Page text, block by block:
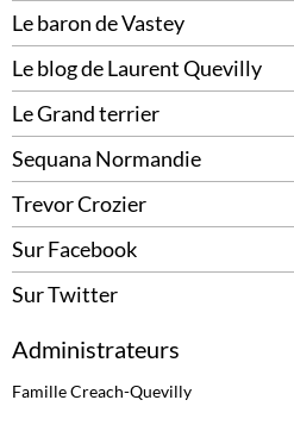
Le baron de Vastey
Le blog de Laurent Quevilly
Le Grand terrier
Sequana Normandie
Trevor Crozier
Sur Facebook
Sur Twitter
Administrateurs
Famille Creach-Quevilly